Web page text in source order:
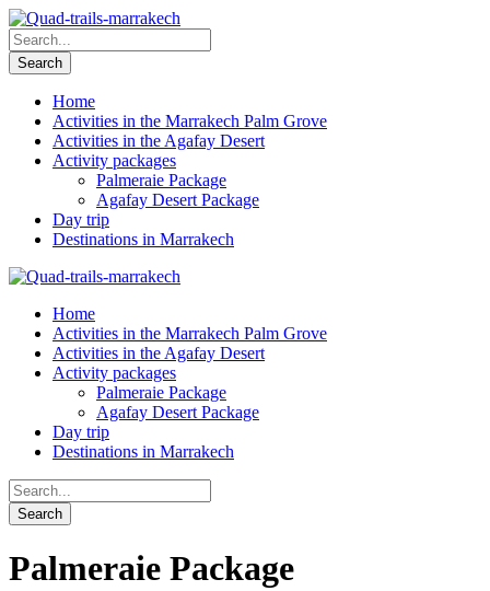
Home
Activities in the Marrakech Palm Grove
Activities in the Agafay Desert
Activity packages
Palmeraie Package
Agafay Desert Package
Day trip
Destinations in Marrakech
Home
Activities in the Marrakech Palm Grove
Activities in the Agafay Desert
Activity packages
Palmeraie Package
Agafay Desert Package
Day trip
Destinations in Marrakech
Palmeraie Package